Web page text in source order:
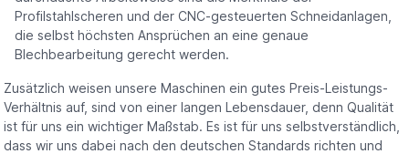
Profilstahlscheren und der CNC-gesteuerten Schneidanlagen,
die selbst höchsten Ansprüchen an eine genaue
Blechbearbeitung gerecht werden.
Zusätzlich weisen unsere Maschinen ein gutes Preis-Leistungs-
Verhältnis auf, sind von einer langen Lebensdauer, denn Qualität
ist für uns ein wichtiger Maßstab. Es ist für uns selbstverständlich,
dass wir uns dabei nach den deutschen Standards richten und